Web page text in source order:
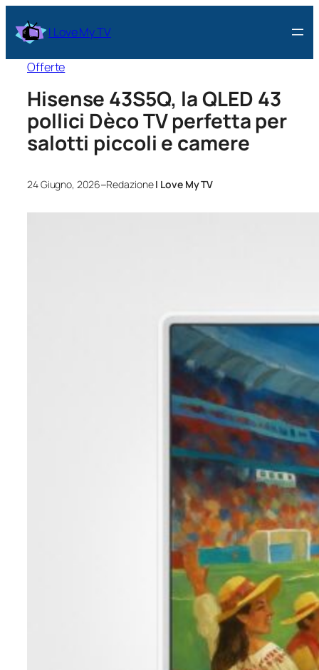
I Love My TV
Offerte
Hisense 43S5Q, la QLED 43
pollici Dèco TV perfetta per
salotti piccoli e camere
24 Giugno, 2026–RedazioneI Love My TV